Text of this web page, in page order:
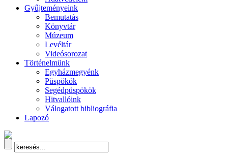
Gyűjteményeink
Bemutatás
Könyvtár
Múzeum
Levéltár
Videósorozat
Történelmünk
Egyházmegyénk
Püspökök
Segédpüspökök
Hitvallóink
Válogatott bibliográfia
Lapozó